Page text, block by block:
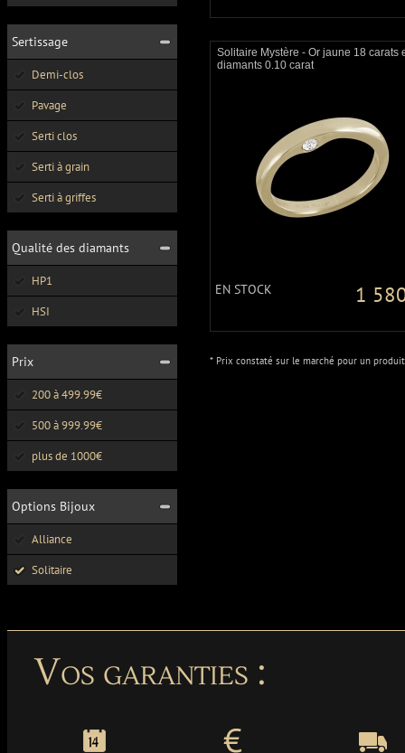
Sertissage
Demi-clos
Pavage
Serti clos
Serti à grain
Serti à griffes
Qualité des diamants
HP1
HSI
Prix
200 à 499.99€
500 à 999.99€
plus de 1000€
Options Bijoux
Alliance
Solitaire
Solitaire Mystère - Or jaune 18 carats
diamants 0.10 carat
EN STOCK 1
* Prix constaté sur le marché pour un
Vos garanties :